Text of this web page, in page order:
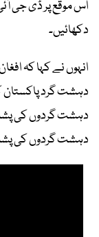
اس موقع پر ڈی جی
دکھائیں۔
انہوں نے کہا کہ
دہشت گرد پاکستان
دہشت گردوں کی
دہشت گردوں کی پشت